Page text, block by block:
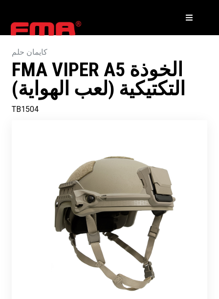
كايمان حلم
FMA VIPER A5 الخوذة
التكتيكية (لعب الهواية)
TB1504